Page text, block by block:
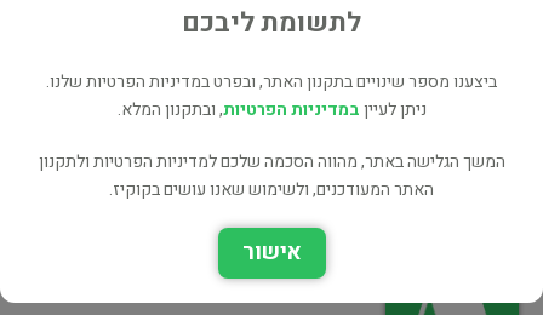
בלזק - ביוגרפיה [הוצאת דביר, 1997]
ביוגרפיות
לתשומת ליבכם
ביצענו מספר שינויים בתקנון האתר, ובפרט במדיניות הפרטיות שלנו.
ניתן לעייןבמדיניות הפרטיות, ובתקנון המלא.
המשך הגלישה באתר, מהווה הסכמה שלכם למדיניות הפרטיות ולתקנון
האתר המעודכנים, ולשימוש שאנו עושים בקוקיז.
אישור